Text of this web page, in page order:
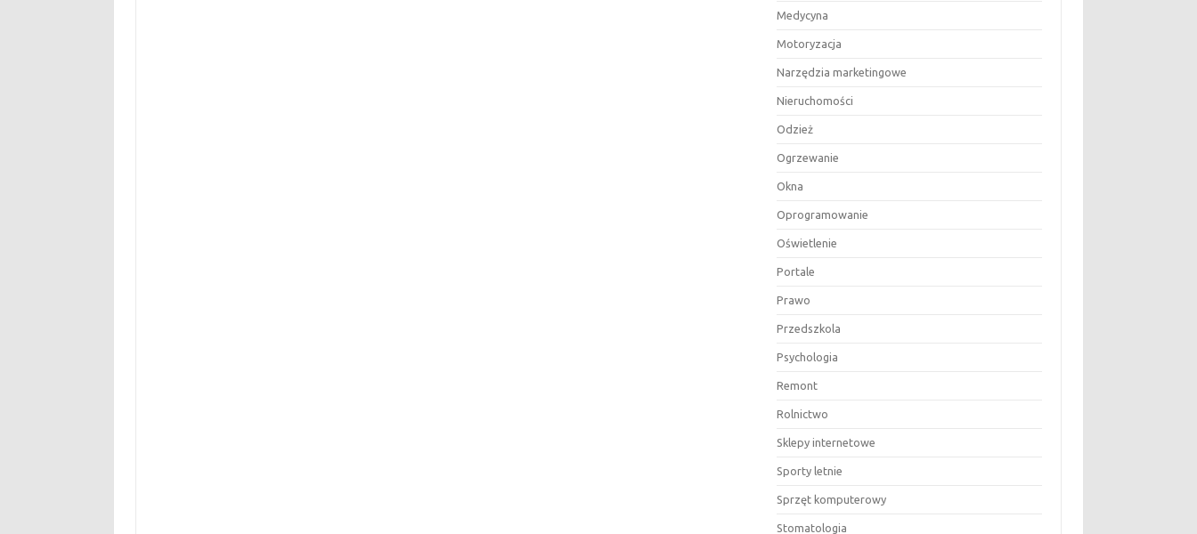
Medycyna
Motoryzacja
Narzędzia marketingowe
Nieruchomości
Odzież
Ogrzewanie
Okna
Oprogramowanie
Oświetlenie
Portale
Prawo
Przedszkola
Psychologia
Remont
Rolnictwo
Sklepy internetowe
Sporty letnie
Sprzęt komputerowy
Stomatologia